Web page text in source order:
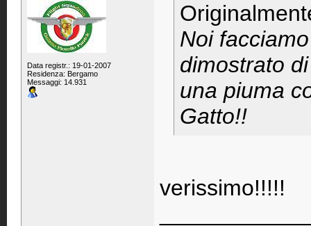
Data registr.: 19-01-2007
Residenza: Bergamo
Messaggi: 14.931
Noi
dimostrato
una piuma
Gatto!!
verissimo!!!!!